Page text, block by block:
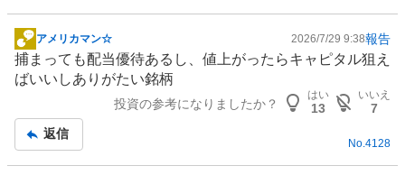
掲
示
板
アメリカマン☆ 2026/7/29 9:38報告
捕まっても配当優待あるし、値上がったらキャピタル狙え
ばいいしありがたい銘柄
投資の参考になりましたか？
はい
13
いいえ
7
返信
No. 4128